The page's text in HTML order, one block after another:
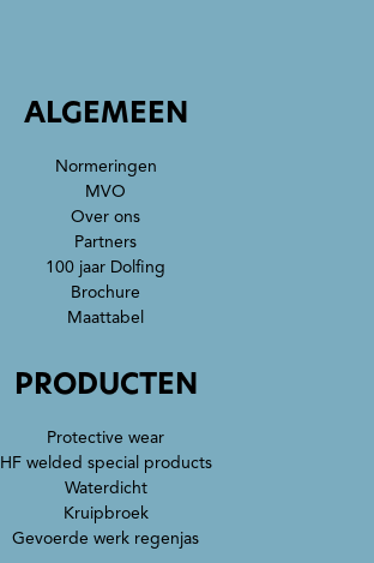
ALGEMEEN
Normeringen
MVO
Over ons
Partners
100 jaar Dolfing
Brochure
Maattabel
PRODUCTEN
Protective wear
HF welded special products
Waterdicht
Kruipbroek
Gevoerde werk regenjas